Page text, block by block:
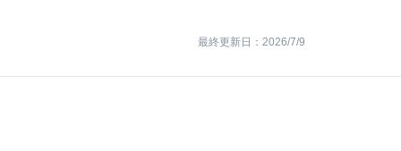
最終更新日：2026/7/9